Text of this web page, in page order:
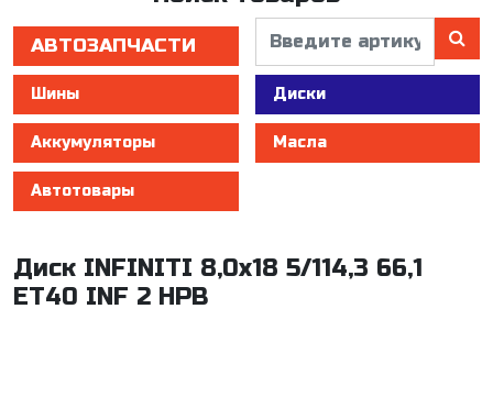
АВТОЗАПЧАСТИ
Шины Диски
Аккумуляторы Масла
Автотовары
Диск INFINITI 8,0x18 5/114,3 66,1
ET40 INF 2 HPB